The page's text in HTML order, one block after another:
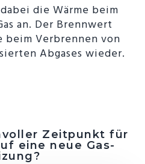
die Wärme beim
an. Der Brennwert
beim Verbrennen von
Abgases wieder.
Zeitpunkt für
eine neue Gas-